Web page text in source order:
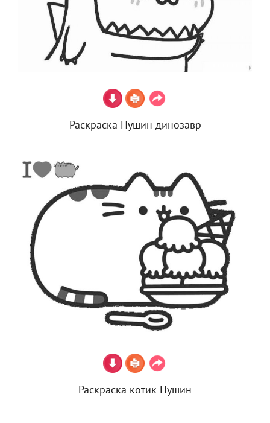
Раскраска Пушин динозавр
Раскраска котик Пушин